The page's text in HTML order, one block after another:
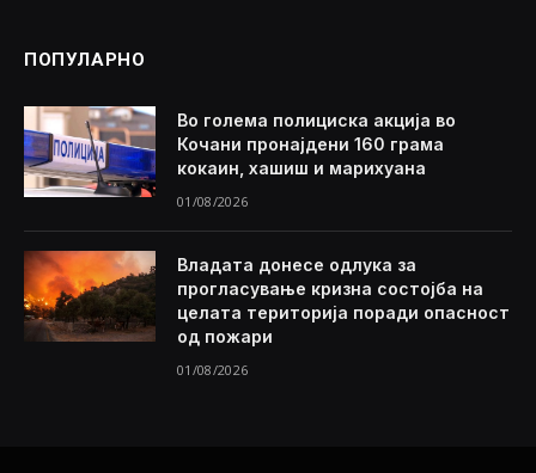
ПОПУЛАРНО
Во голема полициска акција во
Кочани пронајдени 160 грама
кокаин, хашиш и марихуана
01/08/2026
Владата донесе одлука за
прогласување кризна состојба на
целата територија поради опасност
од пожари
01/08/2026